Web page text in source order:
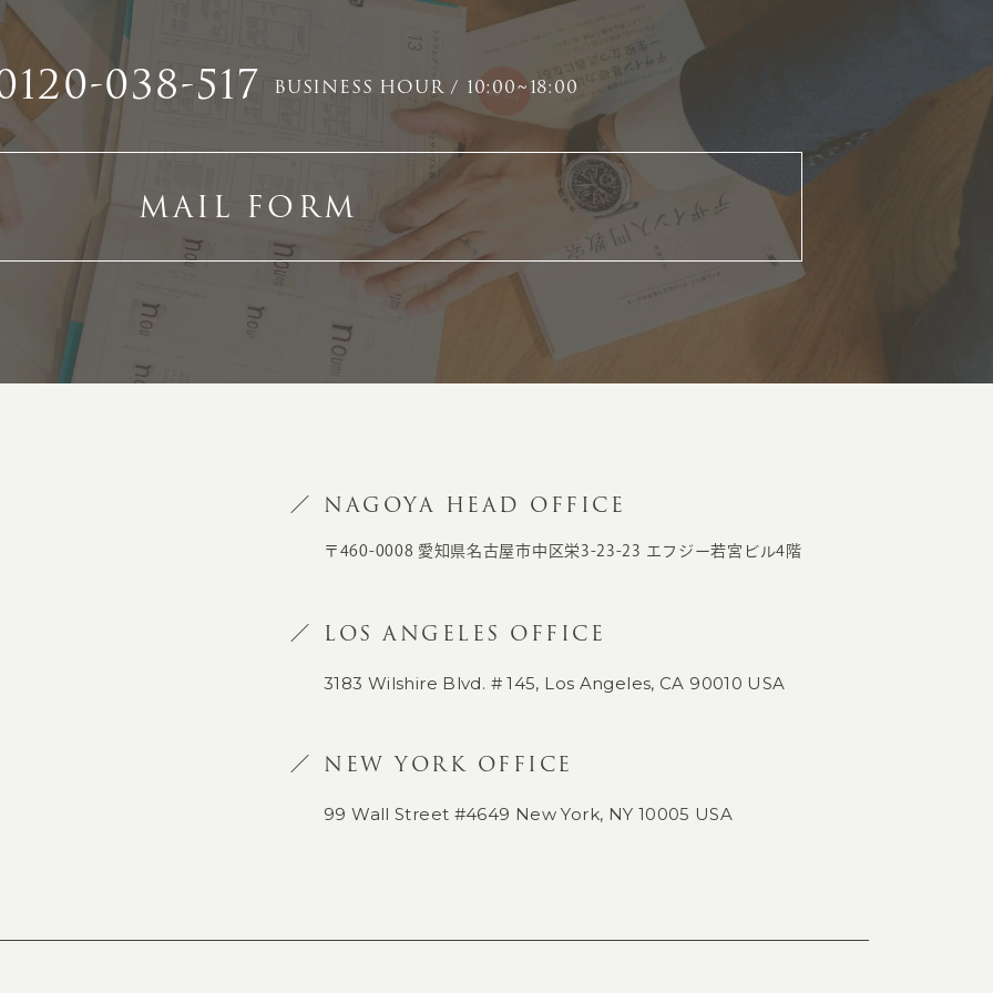
038-517 BUSINESS HOUR / 10:00~18:00
MAIL FORM
NAGOYA HEAD OFFICE
〒460-0008 愛知県名古屋市中区栄3-23-23 エフジー若宮ビル4階
LOS ANGELES OFFICE
3183 Wilshire Blvd. # 145, Los Angeles, CA 90010 USA
NEW YORK OFFICE
99 Wall Street #4649 New York, NY 10005 USA